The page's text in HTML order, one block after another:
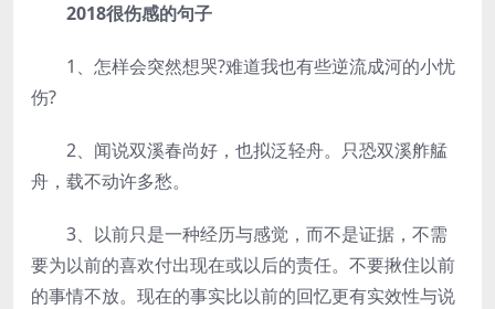
2018很伤感的句子
1、怎样会突然想哭?难道我也有些逆流成河的小忧
伤?
2、闻说双溪春尚好，也拟泛轻舟。只恐双溪舴艋
舟，载不动许多愁。
3、以前只是一种经历与感觉，而不是证据，不需
要为以前的喜欢付出现在或以后的责任。不要揪住以前
的事情不放。现在的事实比以前的回忆更有实效性与说